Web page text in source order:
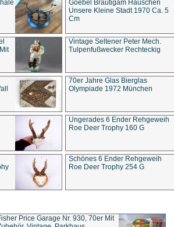
Goebel Bräutigam Häuschen
Unsere Kleine Stadt 1970 Ca. 5
Cm
Vintage Seltener Peter Mech.
Tulpenfußwecker Rechteckig
70er Jahre Glas Bierglas
Olympiade 1972 München
Ungerades 6 Ender Rehgeweih
Roe Deer Trophy 160 G
Schönes 6 Ender Rehgeweih
Roe Deer Trophy 254 G
Price Garage Nr. 930, 70er Mit